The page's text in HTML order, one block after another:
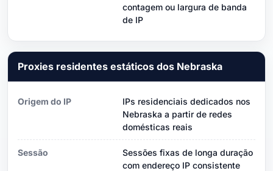
contagem ou largura de banda
de IP
Proxies residentes estáticos dos Nebraska
Origem do IP
IPs residenciais dedicados nos
Nebraska a partir de redes
domésticas reais
Sessão
Sessões fixas de longa duração
com endereço IP consistente